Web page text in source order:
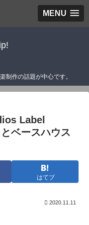
MENU
制作の話題が中心です。
Label
ベースハウス
はてブ
2020.11.11